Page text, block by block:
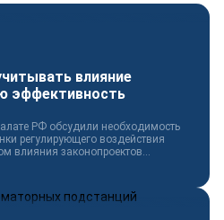
влияние
эффективность
РФ обсудили необходимость
регулирующего воздействия
влияния законопроектов...